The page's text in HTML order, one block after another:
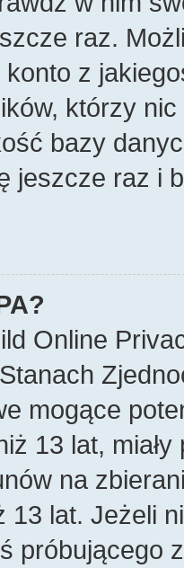
raz.
konto z
którzy
bazy
jeszcze raz i
Online
mogące
13 lat,
na
13 lat. Jeżeli
próbującego